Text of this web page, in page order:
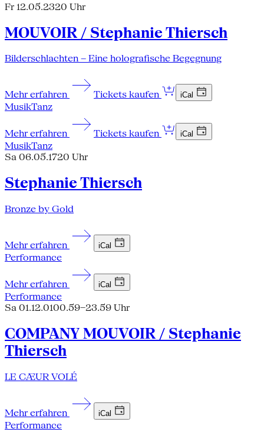
Fr 12.05.2320 Uhr
MOUVOIR / Stephanie Thiersch
Bilderschlachten – Eine holografische Begegnung
Mehr erfahren Tickets kaufen iCal
MusikTanz
Mehr erfahren Tickets kaufen iCal
MusikTanz
Sa 06.05.1720 Uhr
Stephanie Thiersch
Bronze by Gold
Mehr erfahren iCal
Performance
Mehr erfahren iCal
Performance
Sa 01.12.0100.59–23.59 Uhr
COMPANY MOUVOIR / Stephanie
Thiersch
LE CÆUR VOLÉ
Mehr erfahren iCal
Performance